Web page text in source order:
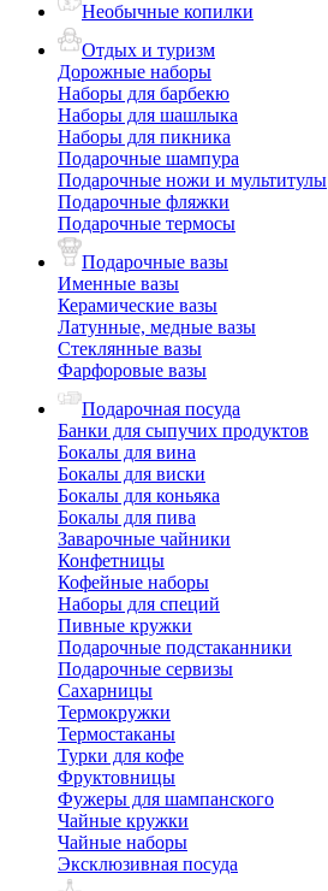
Необычные копилки
Отдых и туризм
Дорожные наборы
Наборы для барбекю
Наборы для шашлыка
Наборы для пикника
Подарочные шампура
Подарочные ножи и мультитулы
Подарочные фляжки
Подарочные термосы
Подарочные вазы
Именные вазы
Керамические вазы
Латунные, медные вазы
Стеклянные вазы
Фарфоровые вазы
Подарочная посуда
Банки для сыпучих продуктов
Бокалы для вина
Бокалы для виски
Бокалы для коньяка
Бокалы для пива
Заварочные чайники
Конфетницы
Кофейные наборы
Наборы для специй
Пивные кружки
Подарочные подстаканники
Подарочные сервизы
Сахарницы
Термокружки
Термостаканы
Турки для кофе
Фруктовницы
Фужеры для шампанского
Чайные кружки
Чайные наборы
Эксклюзивная посуда